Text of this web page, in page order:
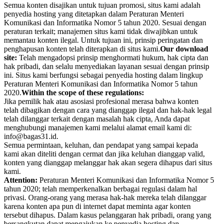
Semua konten disajikan untuk tujuan promosi, situs kami adalah
penyedia hosting yang ditetapkan dalam Peraturan Menteri
Komunikasi dan Informatika Nomor 5 tahun 2020. Sesuai dengan
peraturan terkait; manajemen situs kami tidak diwajibkan untuk
memantau konten ilegal. Untuk tujuan ini, prinsip peringatan dan
penghapusan konten telah diterapkan di situs kami.Our download
site: Telah mengadopsi prinsip menghormati hukum, hak cipta dan
hak pribadi, dan selalu menyediakan layanan sesuai dengan prinsip
ini. Situs kami berfungsi sebagai penyedia hosting dalam lingkup
Peraturan Menteri Komunikasi dan Informatika Nomor 5 tahun
2020.Within the scope of these regulations:
Jika pemilik hak atau asosiasi profesional merasa bahwa konten
telah dibagikan dengan cara yang dianggap ilegal dan hak-hak legal
telah dilanggar terkait dengan masalah hak cipta, Anda dapat
menghubungi manajemen kami melalui alamat email kami di:
info@bagas31.id.
Semua permintaan, keluhan, dan pendapat yang sampai kepada
kami akan diteliti dengan cermat dan jika keluhan dianggap valid,
konten yang dianggap melanggar hak akan segera dihapus dari situs
kami.
Attention: Peraturan Menteri Komunikasi dan Informatika Nomor 5
tahun 2020; telah memperkenalkan berbagai regulasi dalam hal
privasi. Orang-orang yang merasa hak-hak mereka telah dilanggar
karena konten apa pun di internet dapat meminta agar konten
tersebut dihapus. Dalam kasus pelanggaran hak pribadi, orang yang